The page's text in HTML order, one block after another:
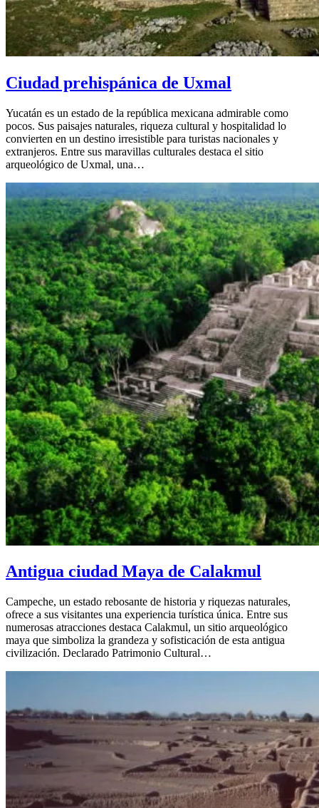
Ciudad prehispánica de Uxmal
Yucatán es un estado de la república mexicana admirable como
pocos. Sus paisajes naturales, riqueza cultural y hospitalidad lo
convierten en un destino irresistible para turistas nacionales y
extranjeros. Entre sus maravillas culturales destaca el sitio
arqueológico de Uxmal, una…
Antigua ciudad Maya de Calakmul
Campeche, un estado rebosante de historia y riquezas naturales,
ofrece a sus visitantes una experiencia turística única. Entre sus
numerosas atracciones destaca Calakmul, un sitio arqueológico
maya que simboliza la grandeza y sofisticación de esta antigua
civilización. Declarado Patrimonio Cultural…